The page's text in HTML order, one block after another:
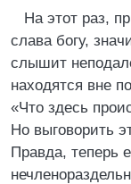
На этот раз,
слава богу,
слышит
находятся вне
«Что здесь
Но выговорить
Правда, теперь